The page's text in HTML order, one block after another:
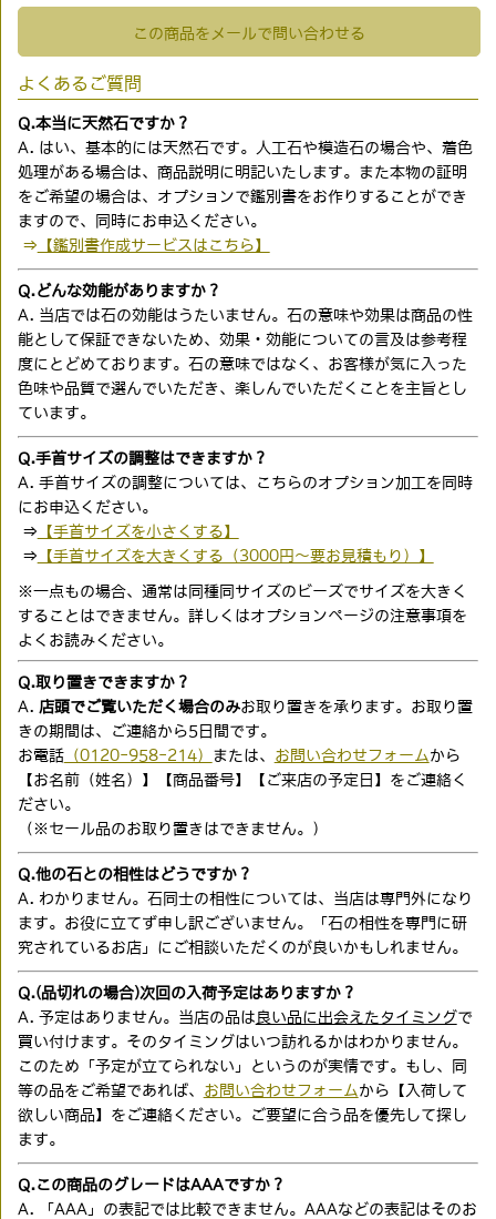
この商品をメールで問い合わせる
よくあるご質問
Q.本当に天然石ですか？
A. はい、基本的には天然石です。人工石や模造石の場合や、着色
処理がある場合は、商品説明に明記いたします。また本物の証明
をご希望の場合は、オプションで鑑別書をお作りすることができ
ますので、同時にお申込ください。
⇒ 【鑑別書作成サービスはこちら】
Q.どんな効能がありますか？
A. 当店では石の効能はうたいません。石の意味や効果は商品の性
能として保証できないため、効果・効能についての言及は参考程
度にとどめております。石の意味ではなく、お客様が気に入った
色味や品質で選んでいただき、楽しんでいただくことを主旨とし
ています。
Q.手首サイズの調整はできますか？
A. 手首サイズの調整については、こちらのオプション加工を同時
にお申込ください。
⇒ 【手首サイズを小さくする】
⇒ 【手首サイズを大きくする（3000円〜要お見積もり）】
※一点もの場合、通常は同種同サイズのビーズでサイズを大きく
することはできません。詳しくはオプションページの注意事項を
よくお読みください。
Q.取り置きできますか？
A. 店頭でご覧いただく場合のみお取り置きを承ります。お取り置
きの期間は、ご連絡から5日間です。
お電話（0120-958-214） または、 お問い合わせフォーム から
【お名前（姓名）】【商品番号】【ご来店の予定日】をご連絡く
ださい。
（※セール品のお取り置きはできません。）
Q.他の石との相性はどうですか？
A. わかりません。石同士の相性については、当店は専門外になり
ます。お役に立てず申し訳ございません。「石の相性を専門に研
究されているお店」にご相談いただくのが良いかもしれません。
Q.(品切れの場合)次回の入荷予定はありますか？
A. 予定はありません。当店の品は 良い品に出会えたタイミングで
買い付けます。そのタイミングはいつ訪れるかはわかりません。
このため「予定が立てられない」というのが実情です。もし、同
等の品をご希望であれば、 お問い合わせフォーム から【入荷して
欲しい商品】をご連絡ください。ご要望に合う品を優先して探し
ます。
Q.この商品のグレードはAAAですか？
A. 「AAA」の表記では比較できません。AAAなどの表記はそのお